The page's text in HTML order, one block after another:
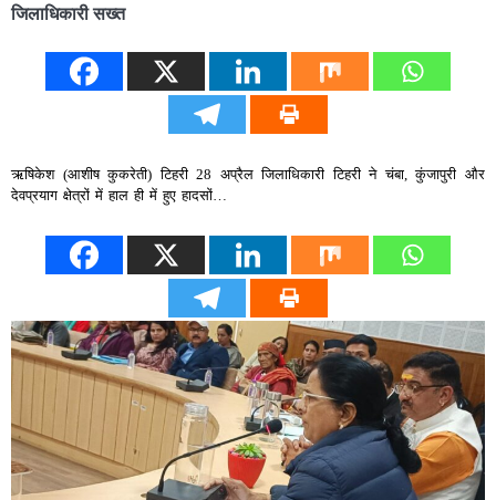
जिलाधिकारी सख्त
ऋषिकेश (आशीष कुकरेती) टिहरी 28 अप्रैल जिलाधिकारी टिहरी ने चंबा, कुंजापुरी और
देवप्रयाग क्षेत्रों में हाल ही में हुए हादसों…